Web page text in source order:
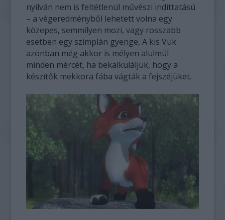
nyilván nem is feltétlenül művészi indíttatású
– a végeredményből lehetett volna egy
közepes, semmilyen mozi, vagy rosszabb
esetben egy szimplán gyenge, A kis Vuk
azonban még akkor is mélyen alulmúl
minden mércét, ha bekalkuláljuk, hogy a
készítők mekkora fába vágták a fejszéjüket.